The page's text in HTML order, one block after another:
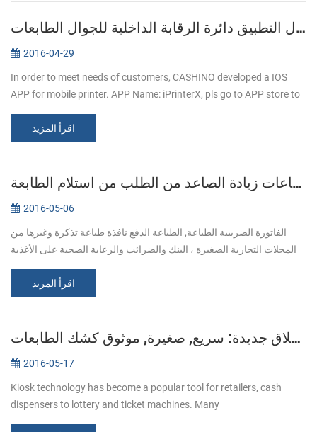
إدخال التطبيق دائرة الرقابة الداخلية للجوال الطابعات
2016-04-29
In order to meet needs of customers, CASHINO developed a IOS
APP for mobile printer. APP Name: iPrinterX, pls go to APP store to
store. 2.Click ...
اقرأ المزيد
الطباعة التجارية خدمة الصناعات زيادة الصاعد من الطلب من استلام الطابعة
2016-05-06
الفاتورة الضريبية الطباعة, الطباعة الدفع نافذة طباعة تذكرة وغيرها من
المحلات التجارية الصغيرة ، البنك والضرائب والرعاية الصحية على الأغذية
اقرأ المزيد
إطلاق جديدة: سريع, صغيرة, موثوق كشك الطابعات KP-220
2016-05-17
Kiosk technology has become a popular tool for retailers, cash
dispensers to lottery and ticket machines. Many